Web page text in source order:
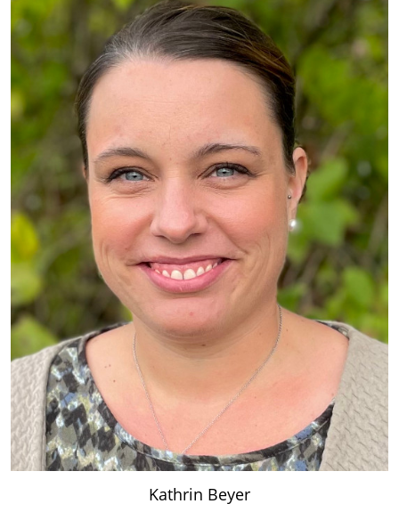
Kathrin Beyer